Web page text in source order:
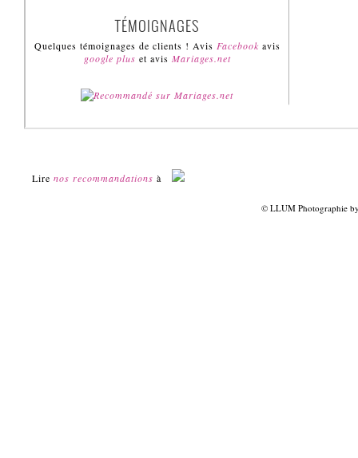
TÉMOIGNAGES
Quelques témoignages de clients ! Avis Facebook avis
google plus et avis Mariages.net
Lire nos recommandations à
© LLUM Photographie